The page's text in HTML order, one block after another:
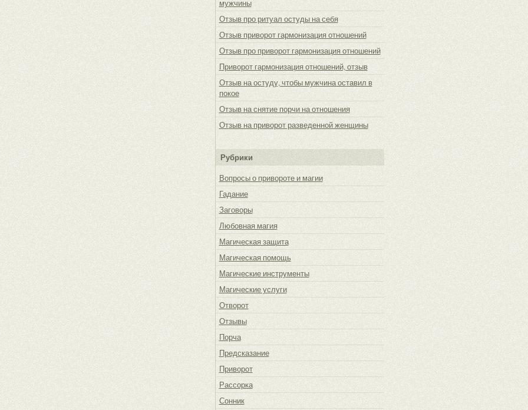
мужчины
Отзыв про ритуал остуды на себя
Отзыв приворот гармонизация отношений
Отзыв про приворот гармонизация отношений
Приворот гармонизация отношений, отзыв
Отзыв на остуду, чтобы мужчина оставил в
покое
Отзыв на снятие порчи на отношения
Отзыв на приворот разведенной женщины
Рубрики
Вопросы о привороте и магии
Гадание
Заговоры
Любовная магия
Магическая защита
Магическая помощь
Магические инструменты
Магические услуги
Отворот
Отзывы
Порча
Предсказание
Приворот
Рассорка
Сонник